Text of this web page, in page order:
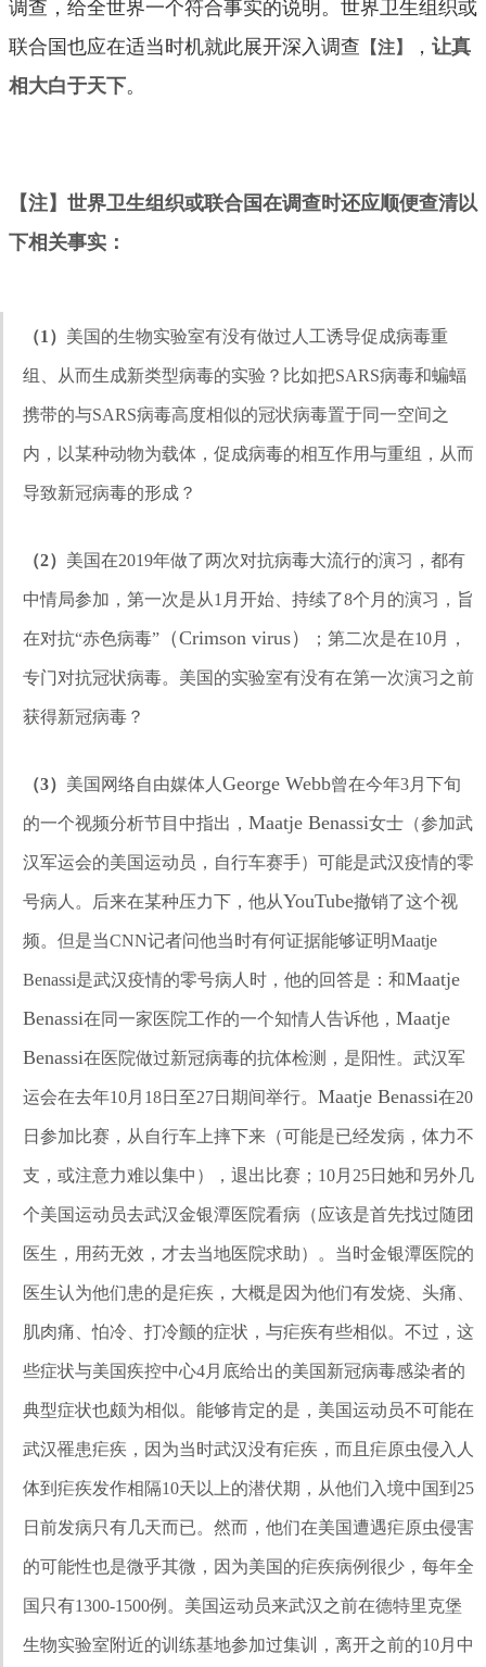
调查，给全世界一个符合事实的说明。世界卫生组织或
联合国也应在适当时机就此展开深入调查 【注】 ， 让真
相大白于天下。
【注】 世界卫生组织或联合国在调查时还应顺便查清以
下相关事实：
（1） 美国的生物实验室有没有做过人工诱导促成病毒重
组、从而生成新类型病毒的实验？比如把SARS病毒和蝙蝠
携带的与SARS病毒高度相似的冠状病毒置于同一空间之
内，以某种动物为载体，促成病毒的相互作用与重组，从而
导致新冠病毒的形成？
（2） 美国在2019年做了两次对抗病毒大流行的演习，都有
中情局参加，第一次是从1月开始、持续了8个月的演习，旨
在对抗“赤色病毒” （Crimson virus） ；第二次是在10月，
专门对抗冠状病毒。美国的实验室有没有在第一次演习之前
获得新冠病毒？
（3） 美国网络自由媒体人 George Webb曾在今年3月下旬
的一个视频分析节目中指出， Maatje Benassi女士（参加武
汉军运会的美国运动员，自行车赛手）可能是武汉疫情的零
号病人。后来在某种压力下，他从YouTube撤销了这个视
频。但是当CNN记者问他当时有何证据能够证明Maatje
Benassi是武汉疫情的零号病人时，他的回答是：和Maatje
Benassi在同一家医院工作的一个知情人告诉他， Maatje
Benassi在医院做过新冠病毒的抗体检测，是阳性。武汉军
运会在去年10月18日至27日期间举行。 Maatje Benassi在20
日参加比赛，从自行车上摔下来（可能是已经发病，体力不
支，或注意力难以集中），退出比赛；10月25日她和另外几
个美国运动员去武汉金银潭医院看病（应该是首先找过随团
医生，用药无效，才去当地医院求助）。当时金银潭医院的
医生认为他们患的是疟疾，大概是因为他们有发烧、头痛、
肌肉痛、怕冷、打冷颤的症状，与疟疾有些相似。不过，这
些症状与美国疾控中心4月底给出的美国新冠病毒感染者的
典型症状也颇为相似。能够肯定的是，美国运动员不可能在
武汉罹患疟疾，因为当时武汉没有疟疾，而且疟原虫侵入人
体到疟疾发作相隔10天以上的潜伏期，从他们入境中国到25
日前发病只有几天而已。然而，他们在美国遭遇疟原虫侵害
的可能性也是微乎其微，因为美国的疟疾病例很少，每年全
国只有1300-1500例。美国运动员来武汉之前在德特里克堡
生物实验室附近的训练基地参加过集训，离开之前的10月中